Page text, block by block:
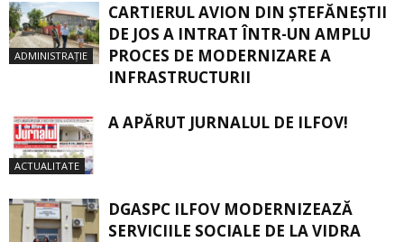
ADMINISTRAȚIE
CARTIERUL AVION DIN ŞTEFĂNEŞTII
DE JOS A INTRAT ÎNTR-UN AMPLU
PROCES DE MODERNIZARE A
INFRASTRUCTURII
ACTUALITATE
A APĂRUT JURNALUL DE ILFOV!
DGASPC ILFOV MODERNIZEAZĂ
SERVICIILE SOCIALE DE LA VIDRA